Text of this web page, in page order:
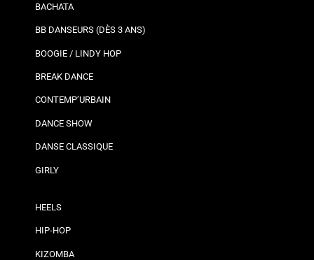
BACHATA
BB DANSEURS (DÈS 3 ANS)
BOOGIE / LINDY HOP
BREAK DANCE
CONTEMP’URBAIN
DANCE SHOW
DANSE CLASSIQUE
GIRLY
HEELS
HIP-HOP
KIZOMBA